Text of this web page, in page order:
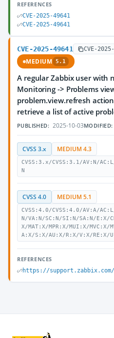
REFERENCES
CVE-2025-49641
CVE-2025-49641
CVE-2025-49641 CVE-
MEDIUM 5.1
A regular Zabbix user with
Monitoring -> Problems
problem.view.refresh
retrieve a list of active
PUBLISHED: 2025-10-03MODIFIED:
CVSS 3.x MEDIUM 4.3
CVSS:3.x/CVSS:3.1/AV:N/
N
CVSS 4.0 MEDIUM 5.1
CVSS:4.0/CVSS:4.0/AV:A/
N/VA:N/SC:N/SI:N/SA:N/E:X/
X/MAT:X/MPR:X/MUI:X/MVC:X/
A:X/S:X/AU:X/R:X/V:X/RE:X/
REFERENCES
https://support.zabbix.com/